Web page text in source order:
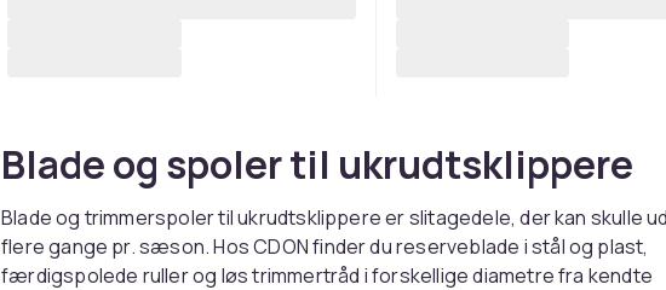
Blade og spoler til ukrudtsklippere
Blade og trimmerspoler til ukrudtsklippere er slitagedele, der kan skulle
flere gange pr. sæson. Hos CDON finder du reserveblade i stål og plast,
færdigspolede ruller og løs trimmertråd i forskellige diametre fra kendte